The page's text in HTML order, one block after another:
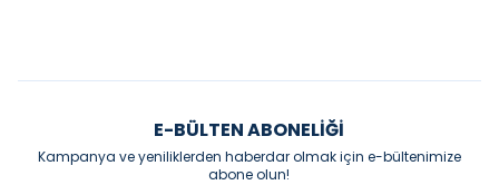
E-BÜLTEN ABONELIĞI
Kampanya ve yeniliklerden haberdar olmak için e-bültenimize
abone olun!